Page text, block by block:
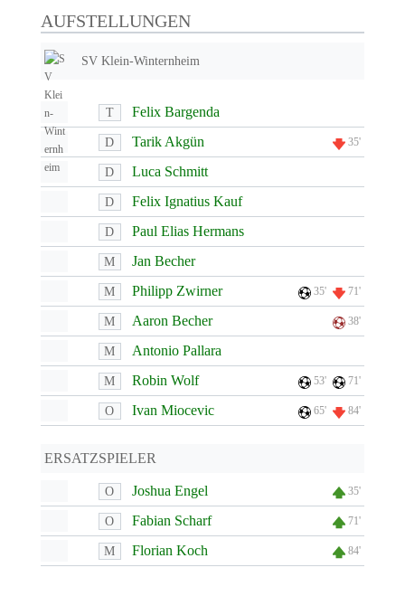
AUFSTELLUNGEN
SV Klein-Winternheim
T Felix Bargenda
D Tarik Akgün 35'
D Luca Schmitt
D Felix Ignatius Kauf
D Paul Elias Hermans
M Jan Becher
M Philipp Zwirner 35' 71'
M Aaron Becher 38'
M Antonio Pallara
M Robin Wolf 53' 71'
O Ivan Miocevic 65' 84'
ERSATZSPIELER
O Joshua Engel 35'
O Fabian Scharf 71'
M Florian Koch 84'